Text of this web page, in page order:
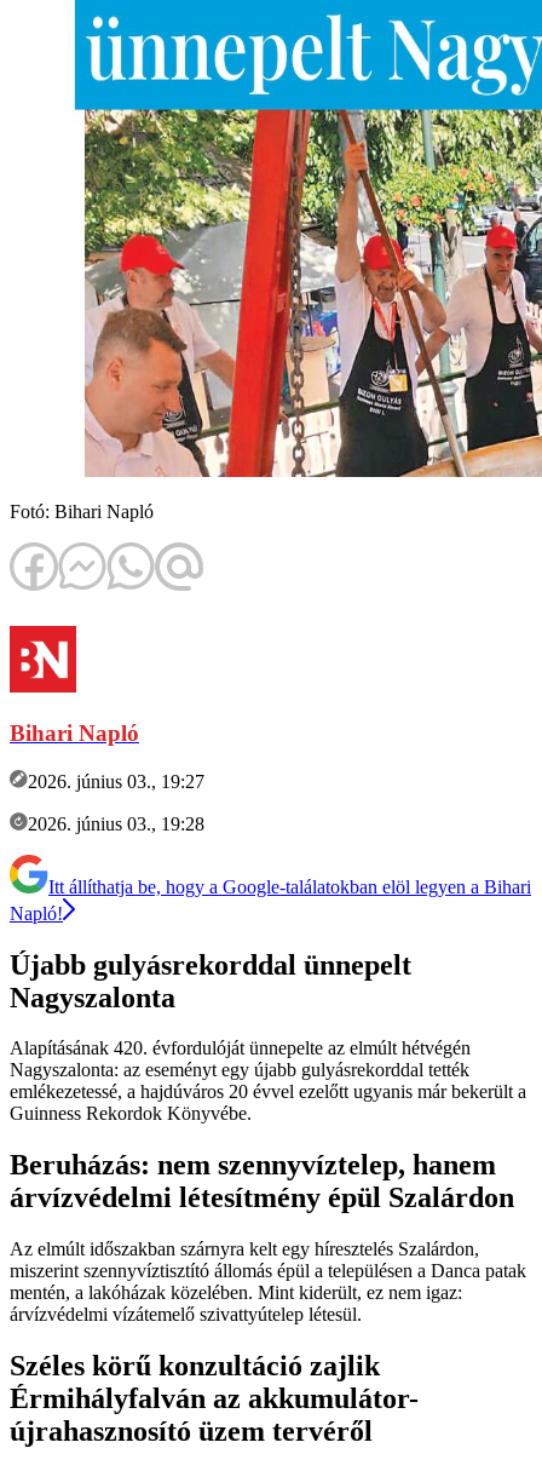
Fotó: Bihari Napló
Bihari Napló
2026. június 03., 19:27
2026. június 03., 19:28
Itt állíthatja be, hogy a Google-találatokban elöl legyen a Bihari
Napló!
Újabb gulyásrekorddal ünnepelt
Nagyszalonta
Alapításának 420. évfordulóját ünnepelte az elmúlt hétvégén
Nagyszalonta: az eseményt egy újabb gulyásrekorddal tették
emlékezetessé, a hajdúváros 20 évvel ezelőtt ugyanis már bekerült a
Guinness Rekordok Könyvébe.
Beruházás: nem szennyvíztelep, hanem
árvízvédelmi létesítmény épül Szalárdon
Az elmúlt időszakban szárnyra kelt egy híresztelés Szalárdon,
miszerint szennyvíztisztító állomás épül a településen a Danca patak
mentén, a lakóházak közelében. Mint kiderült, ez nem igaz:
árvízvédelmi vízátemelő szivattyútelep létesül.
Széles körű konzultáció zajlik
Érmihályfalván az akkumulátor-
újrahasznosító üzem tervéről